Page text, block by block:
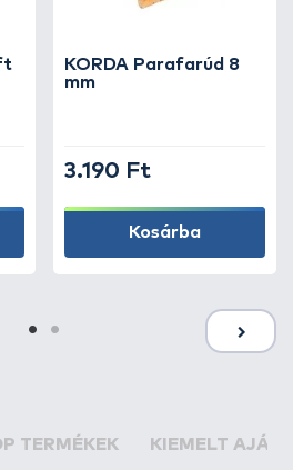
KORDA Parafarúd 8
mm
3.190 Ft
Kosárba
TERMÉKEK KIEMELT